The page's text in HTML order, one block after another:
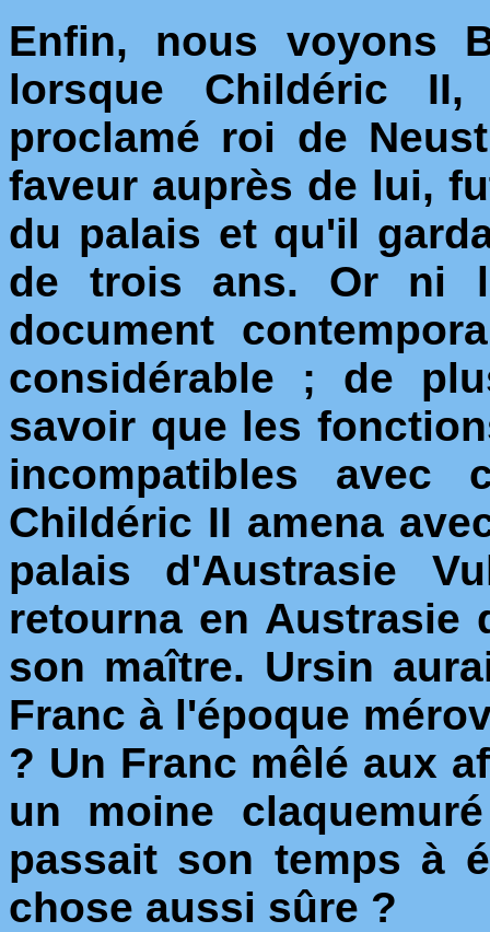
Enfin, nous voyons
lorsque Childéric
proclamé roi de
faveur auprès de lui,
du palais et qu'il
de trois ans. Or ni
document
considérable ; de
savoir que les
incompatibles avec
Childéric II amena
palais d'Austrasie
retourna en Austrasie
son maître. Ursin
Franc à l'époque
? Un Franc mêlé aux
un moine
passait son temps à
chose aussi sûre ?